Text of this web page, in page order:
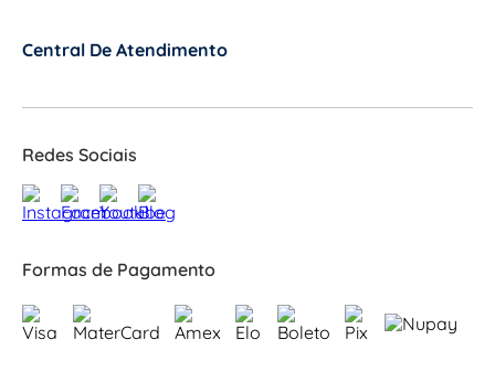
Central De Atendimento
Redes Sociais
Formas de Pagamento